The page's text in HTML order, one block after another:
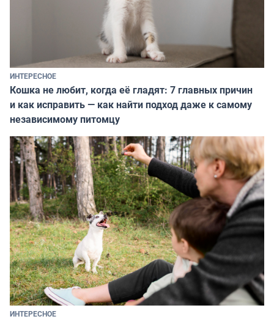
ИНТЕРЕСНОЕ
Кошка не любит, когда её гладят: 7 главных причин
и как исправить — как найти подход даже к самому
независимому питомцу
ИНТЕРЕСНОЕ